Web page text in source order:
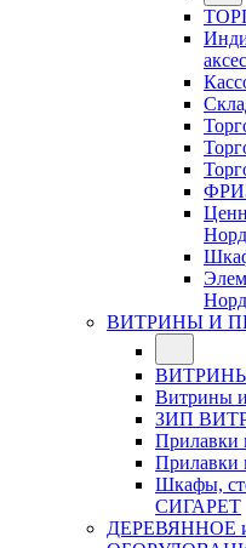
ВИТРИНЫ И
Витрины
ЗИП
Прилавки
Шкафы,
СИГАРЕТ
ДЕРЕВЯННОЕ